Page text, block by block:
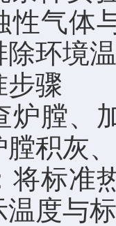
性气体
除环境
步骤
炉膛、
膛积灰
将标准
温度与